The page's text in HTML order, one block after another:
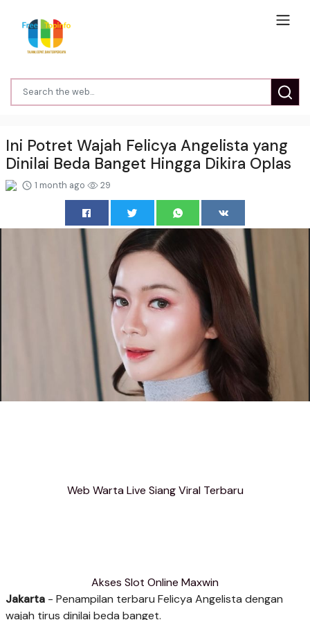
Ini Potret Wajah Felicya Angelista yang
Dinilai Beda Banget Hingga Dikira Oplas
1 month ago 29
Web Warta Live Siang Viral Terbaru
Akses Slot Online Maxwin
Jakarta - Penampilan terbaru Felicya Angelista dengan
wajah tirus dinilai beda banget.